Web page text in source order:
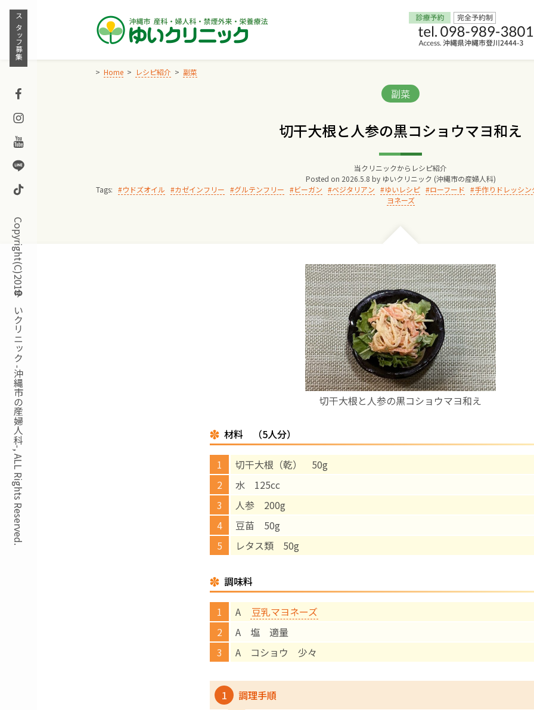
Skip
content
スタッフ募集
Facebook
Instagram
Youtube
Line
TikTok
Copyright(C)2018ゆいクリニック -沖縄市の産婦人科-, ALL Rights Reserved.
Home レシピ紹介 副菜
Categories:
副菜
切干大根と人参の黒コショウマヨ和え
当クリニックからレシピ紹介
Posted on 2026.5.8 by ゆいクリニック (沖縄市の産婦人科)
Tags:
ウドズオイル カゼインフリー グルテンフリー ビーガン ベジタリアン ゆいレシピ ローフード 手作りドレッシン
ヨネーズ
切干大根と人参の黒コショウマヨ和え
材料 （5人分）
切干大根（乾） 50g
水 125cc
人参 200g
豆苗 50g
レタス類 50g
調味料
A
豆乳マヨネーズ
A 塩 適量
A コショウ 少々
1 調理手順
Home
院長からのごあいさつ
ゆいクリニックの経営理念
お産について
親と子の結びつき支援
母乳育児
予防接種
‘さんルーム’ でさまざまな講座・クラス
遠方にお住まいで当院での出産を希望される方へ